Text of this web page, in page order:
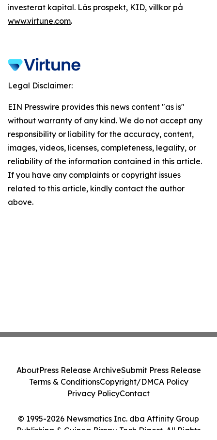
investerat kapital. Läs prospekt, KID, villkor på
www.virtune.com.
Legal Disclaimer:
EIN Presswire provides this news content "as is"
without warranty of any kind. We do not accept any
responsibility or liability for the accuracy, content,
images, videos, licenses, completeness, legality, or
reliability of the information contained in this article.
If you have any complaints or copyright issues
related to this article, kindly contact the author
above.
© 1995-2026 Newsmatics Inc. dba Affinity Group
Publishing & Guinea Bissau Tech Digest. All Rights
AboutPress Release ArchiveSubmit Press Release
Terms & ConditionsCopyright/DMCA Policy
Privacy PolicyContact